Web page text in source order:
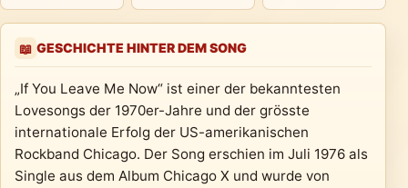
📖 GESCHICHTE HINTER DEM SONG
„If You Leave Me Now“ ist einer der bekanntesten
Lovesongs der 1970er-Jahre und der grösste
internationale Erfolg der US-amerikanischen
Rockband Chicago. Der Song erschien im Juli 1976 als
Single aus dem Album Chicago X und wurde von